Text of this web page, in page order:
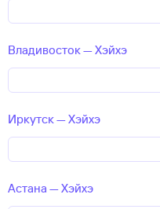
Владивосток — Хэйхэ
Иркутск — Хэйхэ
Астана — Хэйхэ